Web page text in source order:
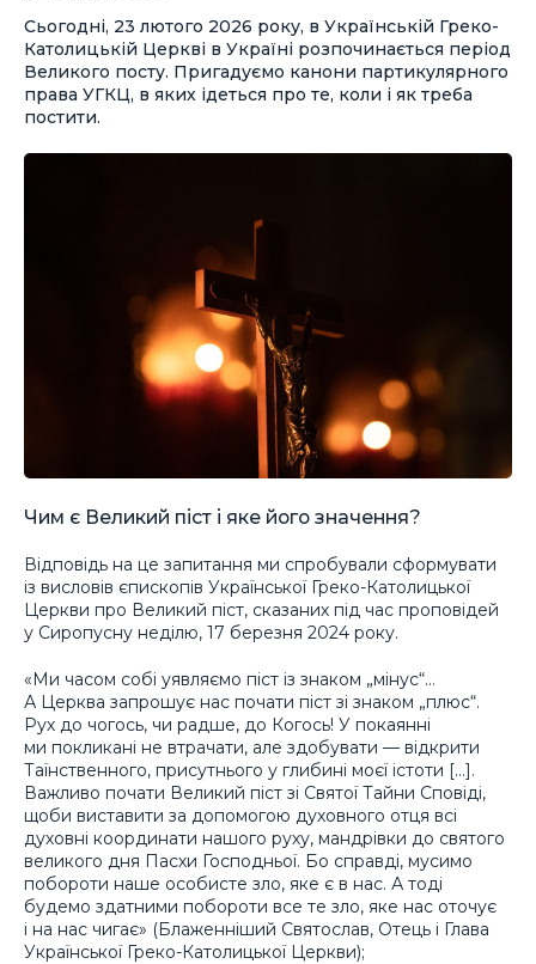
Сьогодні, 23 лютого 2026 року, в Українській Греко-
Католицькій Церкві в Україні розпочинається період
Великого посту. Пригадуємо канони партикулярного
права УГКЦ, в яких ідеться про те, коли і як треба
постити.
Чим є Великий піст і яке його значення?
Відповідь на це запитання ми спробували сформувати
із висловів єпископів Української Греко-Католицької
Церкви про Великий піст, сказаних під час проповідей
у Сиропусну неділю, 17 березня 2024 року.
«Ми часом собі уявляємо піст із знаком „мінус“…
А Церква запрошує нас почати піст зі знаком „плюс“.
Рух до чогось, чи радше, до Когось! У покаянні
ми покликані не втрачати, але здобувати — відкрити
Таїнственного, присутнього у глибині моєї істоти […].
Важливо почати Великий піст зі Святої Тайни Сповіді,
щоби виставити за допомогою духовного отця всі
духовні координати нашого руху, мандрівки до святого
великого дня Пасхи Господньої. Бо справді, мусимо
побороти наше особисте зло, яке є в нас. А тоді
будемо здатними побороти все те зло, яке нас оточує
і на нас чигає» (Блаженніший Святослав, Отець і Глава
Української Греко-Католицької Церкви);